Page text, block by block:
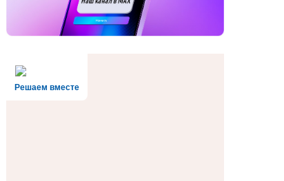
Решаем вместе